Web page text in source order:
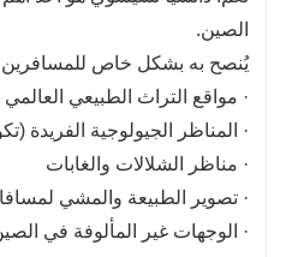
الصين.
يُنصح به بشكل خاص للمسافرين
· مواقع التراث الطبيعي العالمي
· المناظر الجيولوجية الفريدة
· مناظر الشلالات والغابات
· تصوير الطبيعة والمشي
· الوجهات غير المألوفة في